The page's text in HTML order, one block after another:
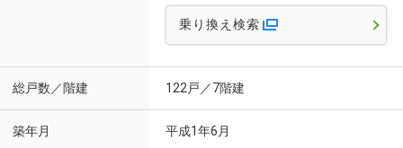
乗り換え検索
総戸数／階建 122戸／7階建
築年月 平成1年6月